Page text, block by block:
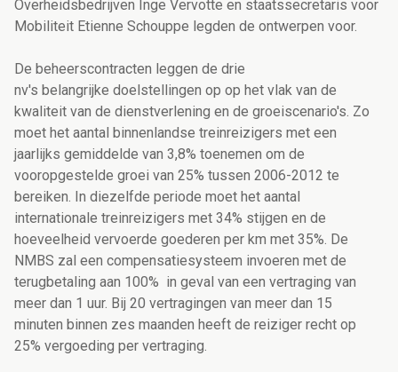
Overheidsbedrijven Inge Vervotte en staatssecretaris voor
Mobiliteit Etienne Schouppe legden de ontwerpen voor.
De beheerscontracten leggen de drie
nv's belangrijke doelstellingen op op het vlak van de
kwaliteit van de dienstverlening en de groeiscenario's. Zo
moet het aantal binnenlandse treinreizigers met een
jaarlijks gemiddelde van 3,8% toenemen om de
vooropgestelde groei van 25% tussen 2006-2012 te
bereiken. In diezelfde periode moet het aantal
internationale treinreizigers met 34% stijgen en de
hoeveelheid vervoerde goederen per km met 35%. De
NMBS zal een compensatiesysteem invoeren met de
terugbetaling aan 100% in geval van een vertraging van
meer dan 1 uur. Bij 20 vertragingen van meer dan 15
minuten binnen zes maanden heeft de reiziger recht op
25% vergoeding per vertraging.